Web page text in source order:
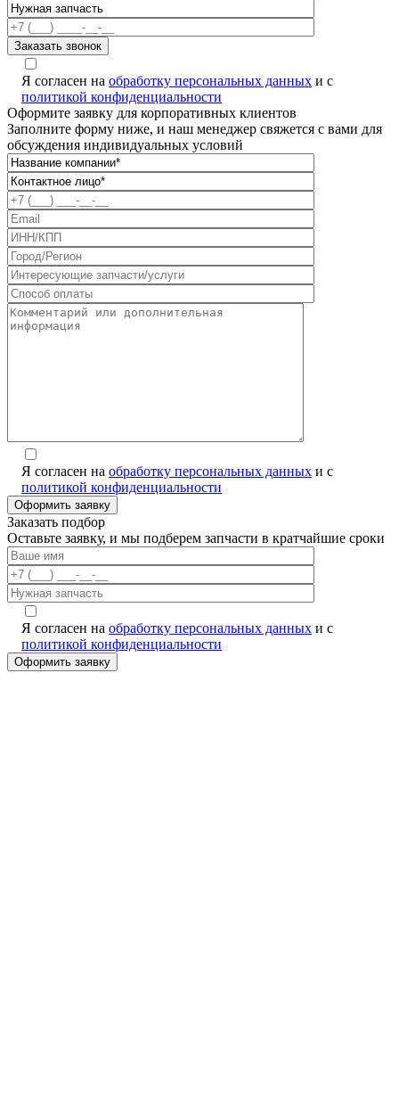
Я согласен на обработку персональных данных и с
политикой конфиденциальности
Оформите заявку для корпоративных клиентов
Заполните форму ниже, и наш менеджер свяжется с вами для
обсуждения индивидуальных условий
Я согласен на обработку персональных данных и с
политикой конфиденциальности
Заказать подбор
Оставьте заявку, и мы подберем запчасти в кратчайшие сроки
Я согласен на обработку персональных данных и с
политикой конфиденциальности